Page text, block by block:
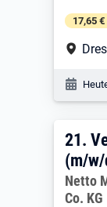
17,65
21.
21.
(m/
Netto
Co. KG